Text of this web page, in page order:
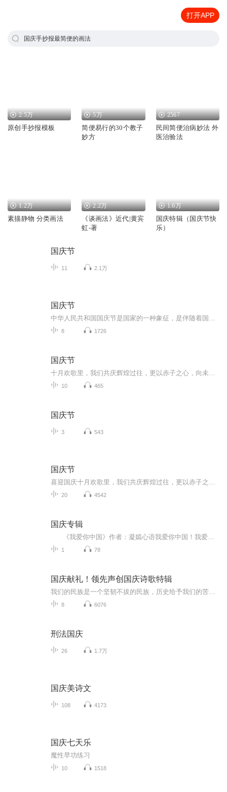
打开APP
国庆手抄报最简便的画法
2.5万
原创手抄报模板
5万
简便易行的30个教子
妙方
2567
民间简便治病妙法 外
医治验法
1.2万
素描静物 分类画法
2.2万
《谈画法》近代|黄宾
虹-著
1.6万
国庆特辑（国庆节快
乐）
国庆节
11 2.1万
国庆节
8 1726
国庆节
10 465
国庆节
3 543
国庆节
20 4542
国庆专辑
1 78
国庆献礼！领先声创国庆诗歌特辑
8 6076
刑法国庆
26 1.7万
国庆美诗文
108 4173
国庆七天乐
魔性早功练习
10 1518